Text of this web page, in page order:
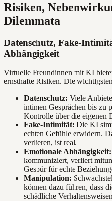
Risiken,
Dilemmata
Datenschutz, Fake-
Abhängigkeit
Virtuelle Freundinnen mit KI
ernsthafte Risiken. Die
Datenschutz: Viele
intimen Gesprächen bis zu
Kontrolle über die eigenen
Fake-Intimität: Die KI
echten Gefühle erwidern.
verlieren, ist real.
Emotionale Abhängigkeit:
kommuniziert, verliert
Gespür für echte
Manipulation:
können dazu führen, dass
schädliche